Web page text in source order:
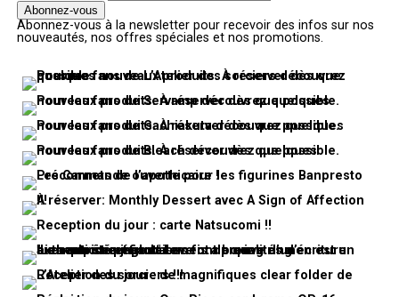
Abonnez-vous à la newsletter pour recevoir des infos sur nos
nouveautés, nos offres spéciales et nos promotions.